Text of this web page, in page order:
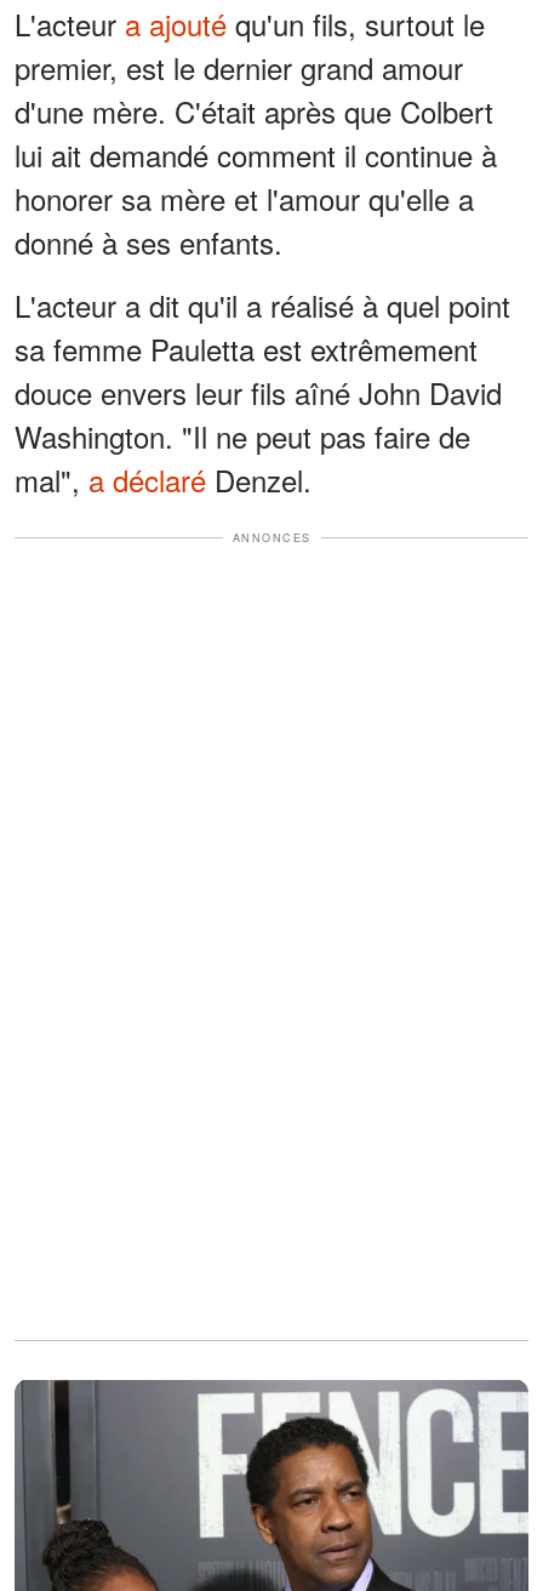
L'acteur a ajouté qu'un fils, surtout le
premier, est le dernier grand amour
d'une mère. C'était après que Colbert
lui ait demandé comment il continue à
honorer sa mère et l'amour qu'elle a
donné à ses enfants.
L'acteur a dit qu'il a réalisé à quel point
sa femme Pauletta est extrêmement
douce envers leur fils aîné John David
Washington. "Il ne peut pas faire de
mal", a déclaré Denzel.
ANNONCES